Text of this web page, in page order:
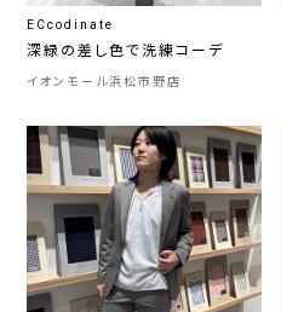
ECcodinate
深緑の差し色で洗練コーデ
イオンモール浜松市野店